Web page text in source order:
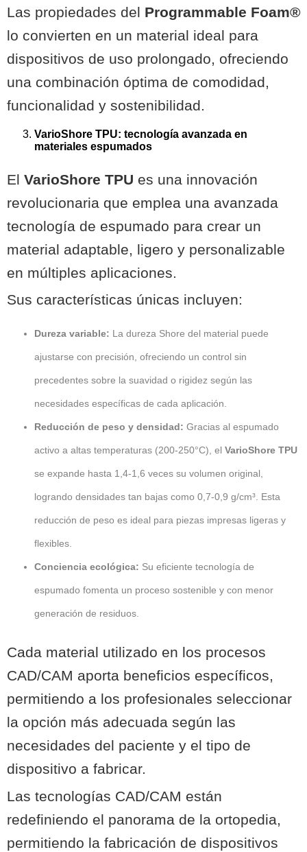
Las propiedades del Programmable Foam®
lo convierten en un material ideal para
dispositivos de uso prolongado, ofreciendo
una combinación óptima de comodidad,
funcionalidad y sostenibilidad.
VarioShore TPU: tecnología avanzada en
materiales espumados
El VarioShore TPU es una innovación
revolucionaria que emplea una avanzada
tecnología de espumado para crear un
material adaptable, ligero y personalizable
en múltiples aplicaciones.
Sus características únicas incluyen:
Dureza variable: La dureza Shore del material puede
ajustarse con precisión, ofreciendo un control sin
precedentes sobre la suavidad o rigidez según las
necesidades específicas de cada aplicación.
Reducción de peso y densidad: Gracias al espumado
activo a altas temperaturas (200-250°C), el VarioShore TPU
se expande hasta 1,4-1,6 veces su volumen original,
logrando densidades tan bajas como 0,7-0,9 g/cm³. Esta
reducción de peso es ideal para piezas impresas ligeras y
flexibles.
Conciencia ecológica: Su eficiente tecnología de
espumado fomenta un proceso sostenible y con menor
generación de residuos.
Cada material utilizado en los procesos
CAD/CAM aporta beneficios específicos,
permitiendo a los profesionales seleccionar
la opción más adecuada según las
necesidades del paciente y el tipo de
dispositivo a fabricar.
Las tecnologías CAD/CAM están
redefiniendo el panorama de la ortopedia,
permitiendo la fabricación de dispositivos